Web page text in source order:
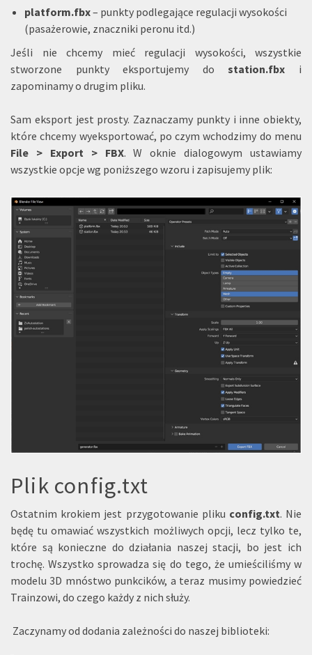
platform.fbx– punkty podlegające regulacji wysokości
(pasażerowie, znaczniki peronu itd.)
Jeśli nie chcemy mieć regulacji wysokości, wszystkie
stworzone punkty eksportujemy dostation.fbx i
zapominamy o drugim pliku.
Sam eksport jest prosty. Zaznaczamy punkty i inne obiekty,
które chcemy wyeksportować, po czym wchodzimy do menu
File > Export > FBX. W oknie dialogowym ustawiamy
wszystkie opcje wg poniższego wzoru i zapisujemy plik:
Plik config.txt
Ostatnim krokiem jest przygotowanie pliku config.txt. Nie
będę tu omawiać wszystkich możliwych opcji, lecz tylko te,
które są konieczne do działania naszej stacji, bo jest ich
trochę. Wszystko sprowadza się do tego, że umieściliśmy w
modelu 3D mnóstwo punkcików, a teraz musimy powiedzieć
Trainzowi, do czego każdy z nich służy.
Zaczynamy od dodania zależności do naszej biblioteki: